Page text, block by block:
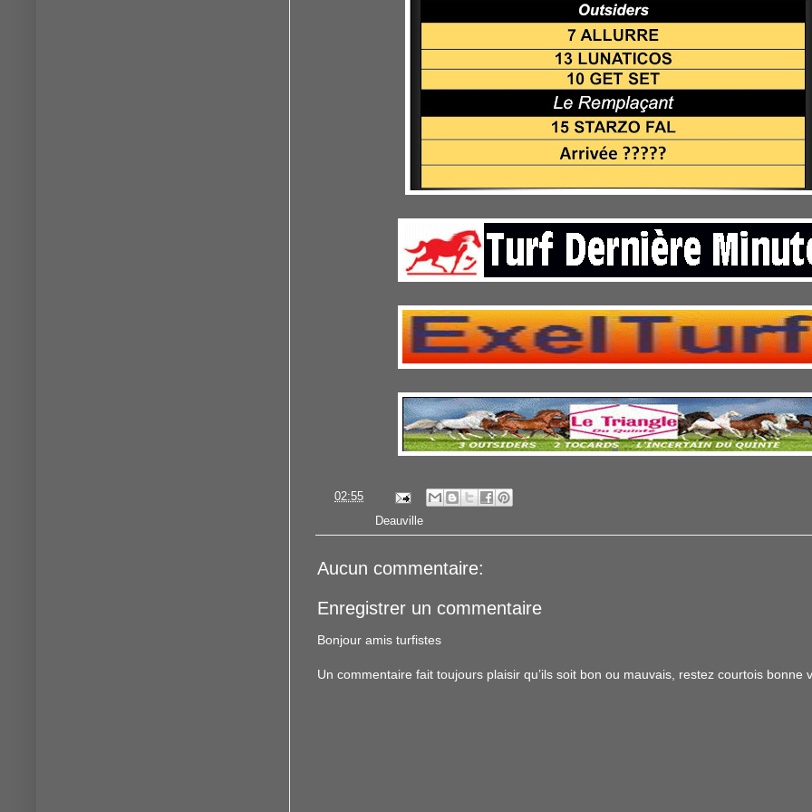
02:55
Deauville
Aucun commentaire:
Enregistrer un commentaire
Bonjour amis turfistes
Un commentaire fait toujours plaisir qu’ils soit bon ou mauvais, restez courtois bonne